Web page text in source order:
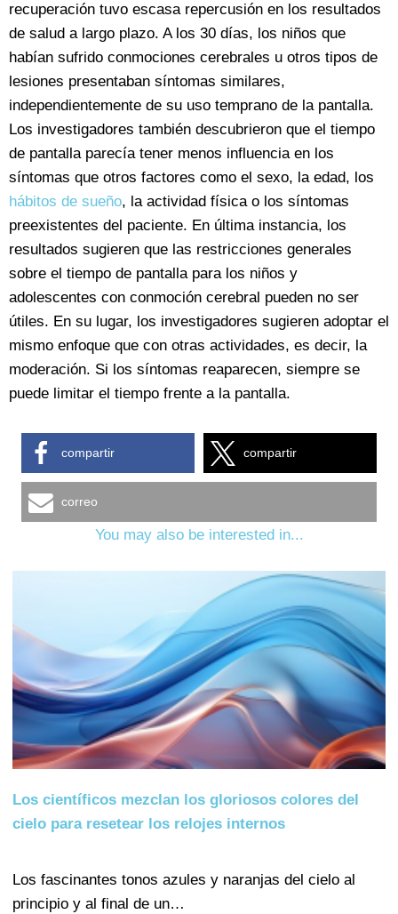
recuperación tuvo escasa repercusión en los resultados
de salud a largo plazo. A los 30 días, los niños que
habían sufrido conmociones cerebrales u otros tipos de
lesiones presentaban síntomas similares,
independientemente de su uso temprano de la pantalla.
Los investigadores también descubrieron que el tiempo
de pantalla parecía tener menos influencia en los
síntomas que otros factores como el sexo, la edad, los
hábitos de sueño, la actividad física o los síntomas
preexistentes del paciente. En última instancia, los
resultados sugieren que las restricciones generales
sobre el tiempo de pantalla para los niños y
adolescentes con conmoción cerebral pueden no ser
útiles. En su lugar, los investigadores sugieren adoptar el
mismo enfoque que con otras actividades, es decir, la
moderación. Si los síntomas reaparecen, siempre se
puede limitar el tiempo frente a la pantalla.
compartir compartir
correo
You may also be interested in...
Los científicos mezclan los gloriosos colores del
cielo para resetear los relojes internos
Los fascinantes tonos azules y naranjas del cielo al
principio y al final de un…